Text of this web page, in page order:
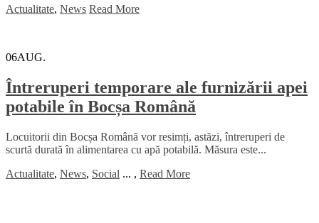
Actualitate, News Read More
06AUG.
Întreruperi temporare ale furnizării apei
potabile în Bocșa Română
Locuitorii din Bocșa Română vor resimți, astăzi, întreruperi de
scurtă durată în alimentarea cu apă potabilă. Măsura este...
Actualitate, News, Social ... , Read More